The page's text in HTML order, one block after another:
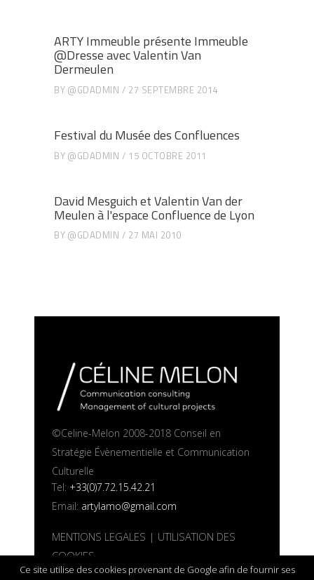
ARTY Immeuble présente Immeuble
@Dresse avec Valentin Van
Dermeulen
BY @GDADMIN 27 SEPTEMBRE 2014
Festival du Musée des Confluences
BY @GDADMIN 15 OCTOBRE 2011
David Mesguich et Valentin Van der
Meulen à l'espace Confluence de Lyon
BY @GDADMIN 27 MAI 2010
©Celine-Melon 2008-2018 Conseil en
Stratégie Évènementielle et Communication
Culturelle
Tel: +33(0)7.72.15.42.21
Email: artylamo@gmail.com
MENTIONS LEGALES | UTILISATION DES
COOKIES
Ce site utilise des cookies provenant de Google afin de fournir ses